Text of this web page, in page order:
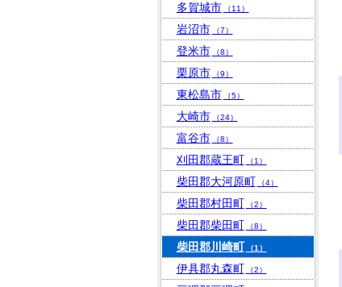
多賀城市 （11）
岩沼市 （7）
登米市 （8）
栗原市 （9）
東松島市 （5）
大崎市 （24）
富谷市 （8）
刈田郡蔵王町 （1）
柴田郡大河原町 （4）
柴田郡村田町 （2）
柴田郡柴田町 （8）
柴田郡川崎町 （1）
伊具郡丸森町 （2）